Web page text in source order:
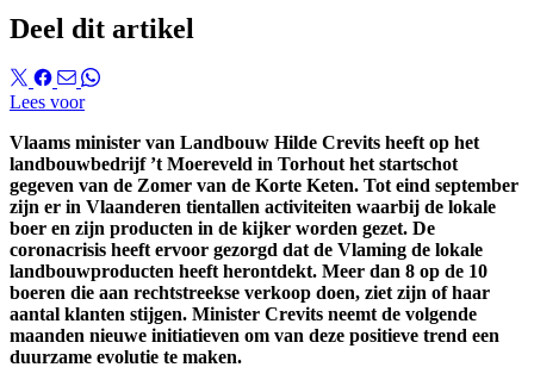
Deel dit artikel
Lees voor
Vlaams minister van Landbouw Hilde Crevits heeft op het
landbouwbedrijf ’t Moereveld in Torhout het startschot
gegeven van de Zomer van de Korte Keten. Tot eind september
zijn er in Vlaanderen tientallen activiteiten waarbij de lokale
boer en zijn producten in de kijker worden gezet. De
coronacrisis heeft ervoor gezorgd dat de Vlaming de lokale
landbouwproducten heeft herontdekt. Meer dan 8 op de 10
boeren die aan rechtstreekse verkoop doen, ziet zijn of haar
aantal klanten stijgen. Minister Crevits neemt de volgende
maanden nieuwe initiatieven om van deze positieve trend een
duurzame evolutie te maken.